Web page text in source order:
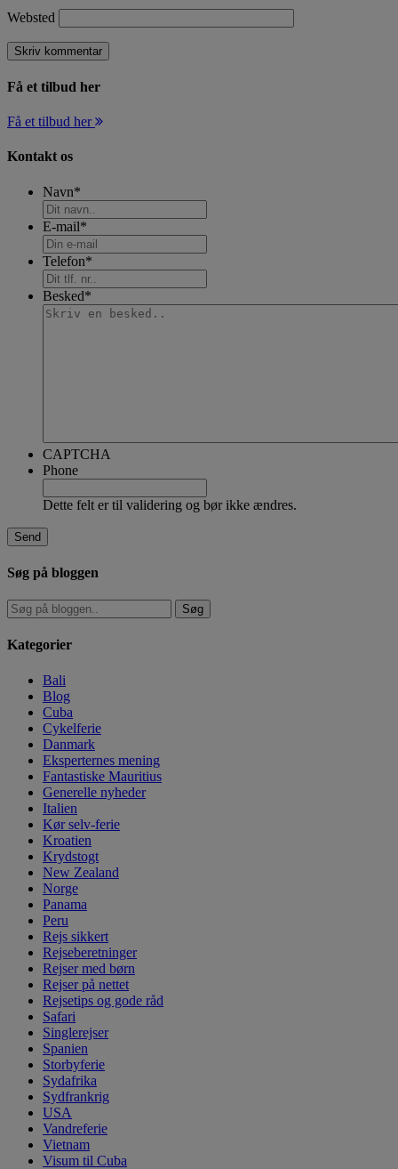
Websted
Få et tilbud her
Få et tilbud her
Kontakt os
Navn*
E-mail*
Telefon*
Besked*
CAPTCHA
Phone
Dette felt er til validering og bør ikke ændres.
Søg på bloggen
Kategorier
Bali
Blog
Cuba
Cykelferie
Danmark
Eksperternes mening
Fantastiske Mauritius
Generelle nyheder
Italien
Kør selv-ferie
Kroatien
Krydstogt
New Zealand
Norge
Panama
Peru
Rejs sikkert
Rejseberetninger
Rejser med børn
Rejser på nettet
Rejsetips og gode råd
Safari
Singlerejser
Spanien
Storbyferie
Sydafrika
Sydfrankrig
USA
Vandreferie
Vietnam
Visum til Cuba